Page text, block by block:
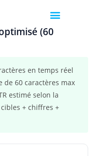
(60
en temps réel
de 60 caractères max
estimé selon la
+ chiffres +